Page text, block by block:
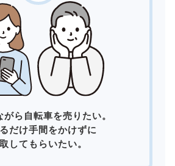
がら自転車を売りたい。
だけ手間をかけずに
してもらいたい。